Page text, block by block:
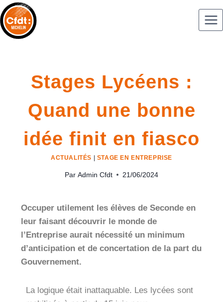
Stages Lycéens :
Quand une bonne
idée finit en fiasco
ACTUALITÉS STAGE EN ENTREPRISE
Par Admin Cfdt 21/06/2024
Occuper utilement les élèves de Seconde en
leur faisant découvrir le monde de
l’Entreprise aurait nécessité un minimum
d’anticipation et de concertation de la part du
Gouvernement.
La logique était inattaquable. Les lycées sont